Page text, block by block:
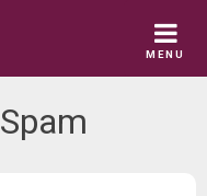
MENU
Spam